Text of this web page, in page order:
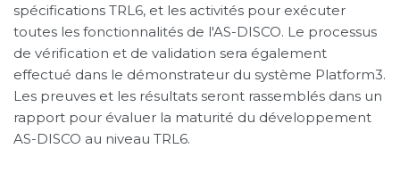
spécifications TRL6, et les activités pour exécuter
toutes les fonctionnalités de l'AS-DISCO. Le processus
de vérification et de validation sera également
effectué dans le démonstrateur du système Platform3.
Les preuves et les résultats seront rassemblés dans un
rapport pour évaluer la maturité du développement
AS-DISCO au niveau TRL6.